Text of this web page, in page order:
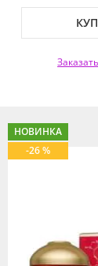
НОВИНКА
-26 %